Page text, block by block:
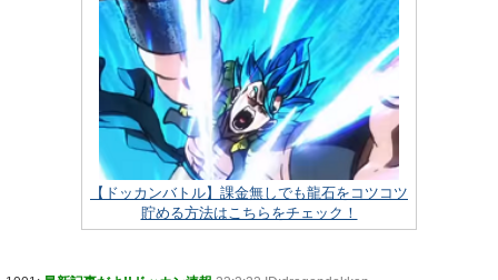
【ドッカンバトル】課金無しでも龍石をコツコツ
貯める方法はこちらをチェック！